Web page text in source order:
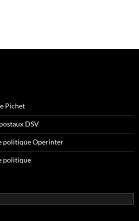
Pichet
DSV
politique Operinter
politique